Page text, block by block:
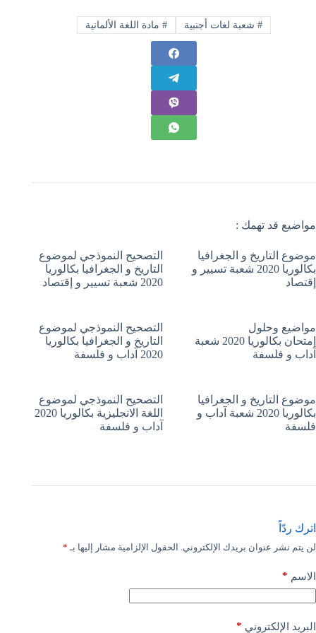
# شعبة لغات أجنبية #مادة اللغة الألمانية
مواضيع قد تهمك :
موضوع التاريخ و الجغرافيا
بكالوريا 2020 شعبة تسيير و
إقتصاد
التصحيح النموذجي لموضوع
التاريخ و الجغرافيا بكالوريا
2020 شعبة تسيير و إقتصاد
مواضيع وحلول
إمتحان بكالوريا 2020 شعبة
آداب و فلسفة
التصحيح النموذجي لموضوع
التاريخ و الجغرافيا بكالوريا
2020 آداب و فلسفة
موضوع التاريخ و الجغرافيا
بكالوريا 2020 شعبة آداب و
فلسفة
التصحيح النموذجي لموضوع
اللغة الانجليزية بكالوريا 2020
آداب و فلسفة
اترك ردّاً
لن يتم نشر عنوان بريدك الإلكتروني. الحقول الإلزامية مشار إليها بـ *
الاسم *
البريد الإلكتروني *